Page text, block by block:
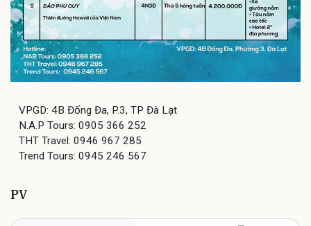
VPGD: 4B Đống Đa, P.3, TP Đà Lạt
N.A.P Tours: 0905 366 252
THT Travel: 0946 967 285
Trend Tours: 0945 246 567
PV